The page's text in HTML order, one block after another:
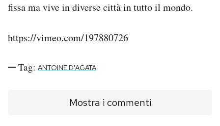
fissa ma vive in diverse città in tutto il mondo.
https://vimeo.com/197880726
Tag: ANTOINE D'AGATA
Mostra i commenti